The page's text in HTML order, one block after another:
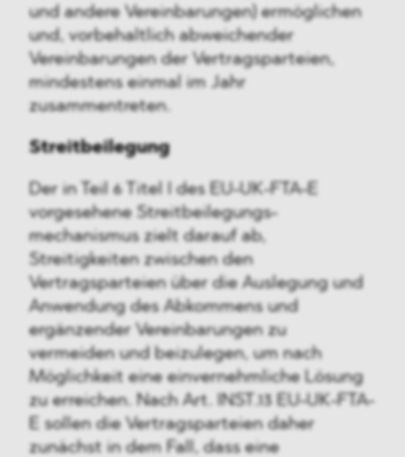
und andere Vereinbarungen) ermöglichen
und, vorbehaltlich abweichender
Vereinbarungen der Vertragsparteien,
mindestens einmal im Jahr
zusammentreten.
Streitbeilegung
Der in Teil 6 Titel I des EU-UK-FTA-E
vorgesehene Streitbeilegungs-
mechanismus zielt darauf ab,
Streitigkeiten zwischen den
Vertragsparteien über die Auslegung und
Anwendung des Abkommens und
ergänzender Vereinbarungen zu
vermeiden und beizulegen, um nach
Möglichkeit eine einvernehmliche Lösung
zu erreichen. Nach Art. INST.13 EU-UK-FTA-
E sollen die Vertragsparteien daher
zunächst in dem Fall, dass eine